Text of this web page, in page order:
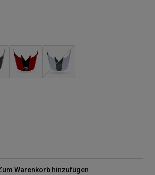
Warenkorb hinzufügen